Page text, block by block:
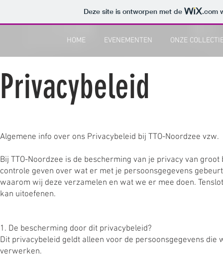
Deze site is ontworpen met de .com
HOME EVENEMENTEN ONZE
Privacybeleid
Algemene info over ons Privacybeleid bij TTO-Noordzee vzw.
Bij TTO-Noordzee is de bescherming van je privacy van
controle geven over wat er met je persoonsgegevens
waarom wij deze verzamelen en wat we er mee doen.
kan uitoefenen.
1. De bescherming door dit privacybeleid?
Dit privacybeleid geldt alleen voor de persoonsgegevens
verwerken.